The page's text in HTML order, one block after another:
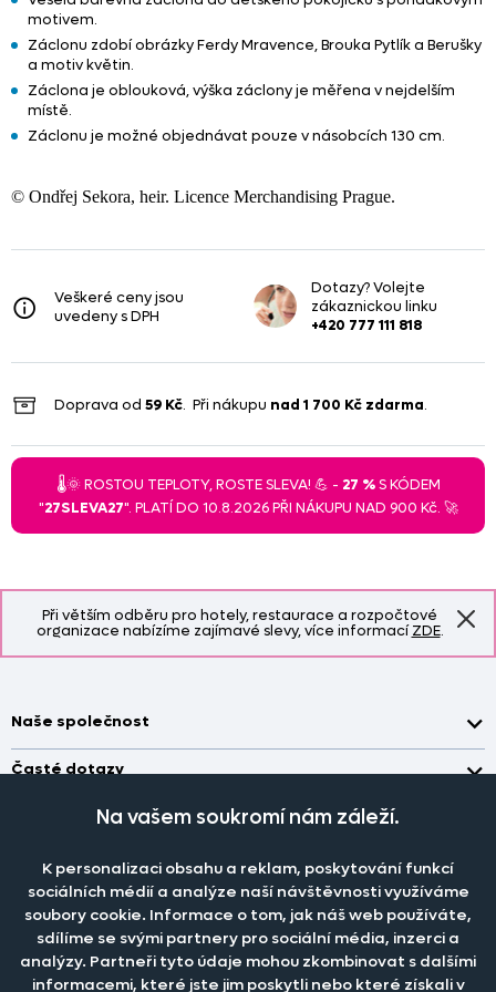
Při větším odběru pro hotely, restaurace a rozpočtové
organizace nabízíme zajímavé slevy, více informacíZDE.
motivem.
Záclonu zdobí obrázky Ferdy Mravence, Brouka Pytlík a Berušky
a motiv květin.
Záclona je oblouková, výška záclony je měřena v nejdelším
místě.
Záclonu je možné objednávat pouze v násobcích 130 cm.
© Ondřej Sekora, heir. Licence Merchandising Prague.
Veškeré ceny jsou
uvedeny s DPH
Dotazy? Volejte
zákaznickou linku
+420 777 111 818
Doprava od 59 Kč. Při nákupu nad 1 700 Kč zdarma.
🌡️🌞 ROSTOU TEPLOTY, ROSTE SLEVA! 💪 - 27 %S KÓDEM
"27SLEVA27". PLATÍ DO 10.8.2026 PŘI NÁKUPU NAD 900 Kč. 🚀
Staňte se členem klubu Dante.cz
Naše společnost
Doprava a platba
Obchodní podmínky
Katalog zdarma
Časté dotazy
Jak prát záclony a závěsy?
Jak prát povlečení a prostěradla?
Informace o materiálech
Šití záclon a závěsů
PRODEJNÍ ODDĚLENÍ - TELEFONICKY
po-pá 7:30 - 16:00
Tel.:777 111 818
e-mail:dotazy@dante.cz
reklamace:reklamace@dante.cz
Na vašem soukromí nám záleží.
K personalizaci obsahu a reklam, poskytování funkcí
sociálních médií a analýze naší návštěvnosti využíváme
soubory cookie. Informace o tom, jak náš web používáte,
sdílíme se svými partnery pro sociální média, inzerci a
analýzy. Partneři tyto údaje mohou zkombinovat s dalšími
informacemi, které jste jim poskytli nebo které získali v